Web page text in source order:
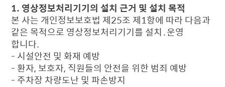
1. 영상정보처리기기의 설치 근거 및 설치 목적
본 사는 개인정보보호법 제25조 제1항에 따라 다음과
같은 목적으로 영상정보처리기기를 설치․운영
합니다.
- 시설안전 및 화재 예방
- 환자, 보호자, 직원들의 안전을 위한 범죄 예방
- 주차장 차량도난 및 파손방지